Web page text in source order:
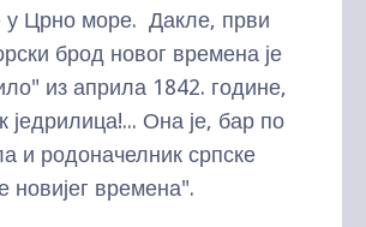
у Црно море. Дакле, први
брод новог времена је
из априла 1842. године,
једрилица!... Она је, бар по
и родоначелник српске
новијег времена".